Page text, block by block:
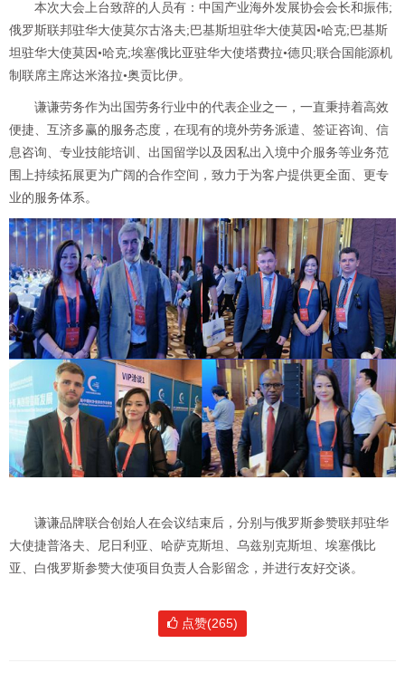
本次大会上台致辞的人员有：中国产业海外发展协会会长和振伟;
俄罗斯联邦驻华大使莫尔古洛夫;巴基斯坦驻华大使莫因•哈克;巴基斯
坦驻华大使莫因•哈克;埃塞俄比亚驻华大使塔费拉•德贝;联合国能源机
制联席主席达米洛拉•奥贡比伊。
谦谦劳务作为出国劳务行业中的代表企业之一，一直秉持着高效
便捷、互济多赢的服务态度，在现有的境外劳务派遣、签证咨询、信
息咨询、专业技能培训、出国留学以及因私出入境中介服务等业务范
围上持续拓展更为广阔的合作空间，致力于为客户提供更全面、更专
业的服务体系。
谦谦品牌联合创始人在会议结束后，分别与俄罗斯参赞联邦驻华
大使捷普洛夫、尼日利亚、哈萨克斯坦、乌兹别克斯坦、埃塞俄比
亚、白俄罗斯参赞大使项目负责人合影留念，并进行友好交谈。
点赞(265)